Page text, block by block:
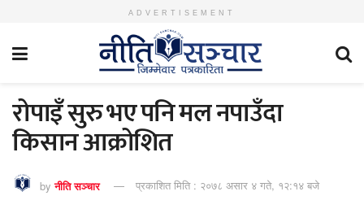
ADVERTISEMENT
रोपाइँ सुरु भए पनि मल नपाउँदा
किसान आक्रोशित
by नीति सञ्चार प्रकाशित मिति : २०७८ असार ४ गते, १२:१४ बजे